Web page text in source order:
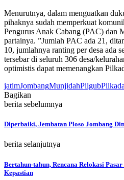
Menurutnya, dalam menguatkan
pihaknya sudah memperkuat
Pengurus Anak Cabang (PAC) dan
partainya. ”Jumlah PAC ada 21,
10, jumlahnya ranting per desa ada
tersebar di seluruh 306 desa/
optimistis dapat memenangkan
jatimJombangMunjidahPilgubPilkada
Bagikan
berita sebelumnya
Diperbaiki, Jembatan Ploso Jombang
berita selanjutnya
Bertahun-tahun, Rencana Relokasi
Kepastian